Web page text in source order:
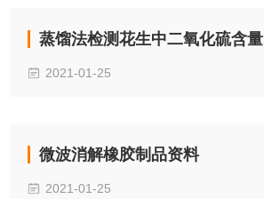
蒸馏法检测花生中二氧化硫含量
2021-01-25
微波消解橡胶制品资料
2021-01-25